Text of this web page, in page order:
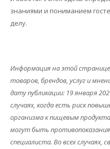
знаниями и пониманием
делу.
Информация на этой
товаров, брендов, услуг и
дату публикации: 19 января
случаях, когда есть риск
организма к пищевым
могут быть
специалиста. Во всех случаях,